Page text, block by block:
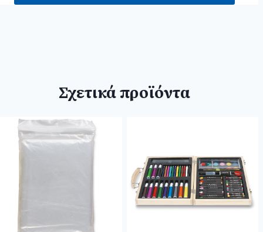
Σχετικά προϊόντα